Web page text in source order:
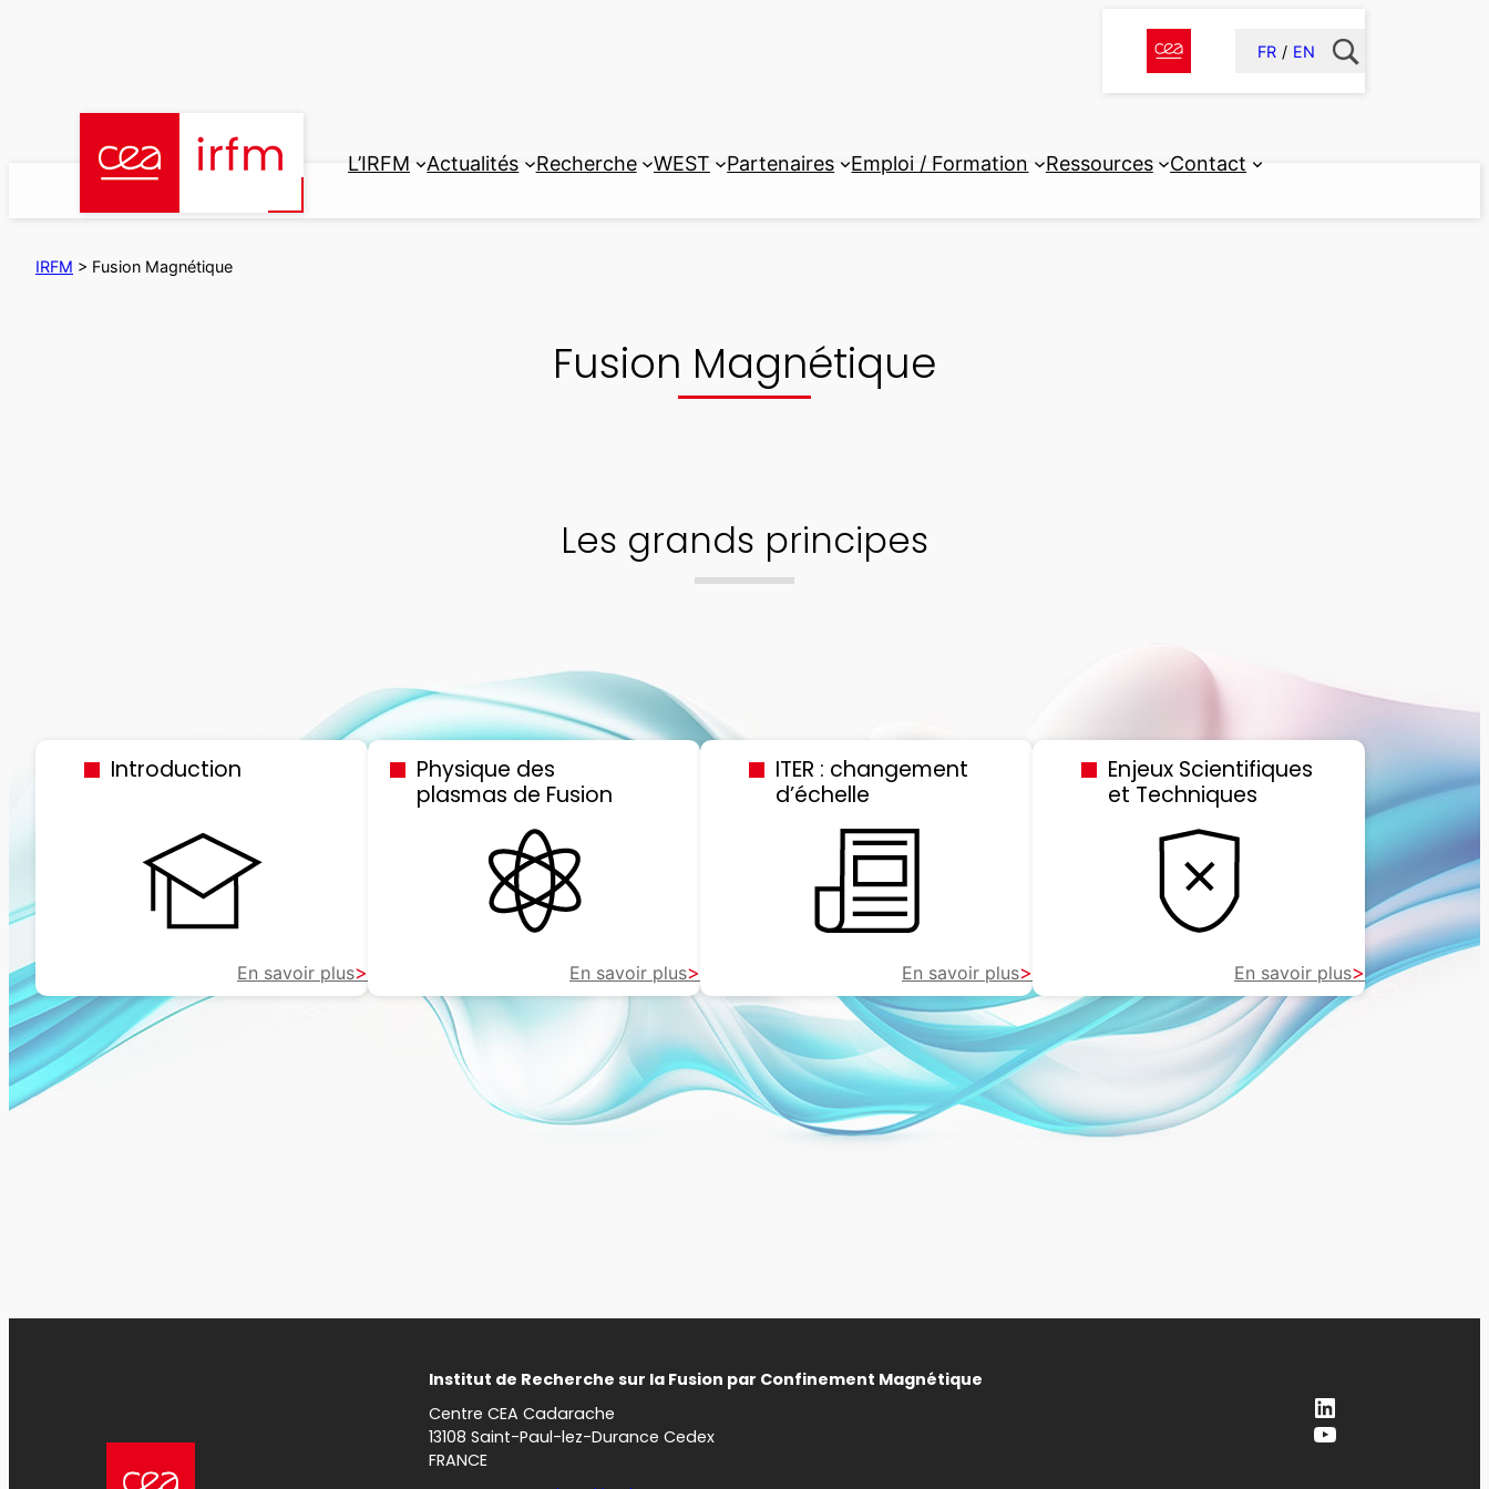
FR EN
L’IRFM Actualités Recherche WEST Partenaires Emploi / Formation Ressources Contact
IRFM > Fusion Magnétique
Fusion Magnétique
Les grands principes
Introduction
En savoir plus
Physique des
plasmas de Fusion
En savoir plus
ITER : changement
d’échelle
En savoir plus
Enjeux Scientifiques
et Techniques
En savoir plus
Institut de Recherche sur la Fusion par Confinement Magnétique
Centre CEA Cadarache
13108 Saint-Paul-lez-Durance Cedex
FRANCE
LinkedIn
YouTube